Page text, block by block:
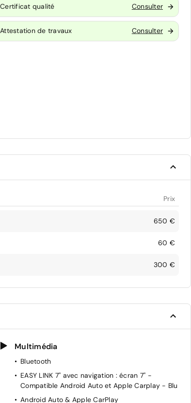
Certificat qualité Consulter
Attestation de travaux Consulter
Prix
650 €
60 €
300 €
Multimédia
Bluetooth
EASY LINK 7'' avec navigation : écran 7'' -
Compatible Android Auto et Apple Carplay - Blu
Android Auto & Apple CarPlay